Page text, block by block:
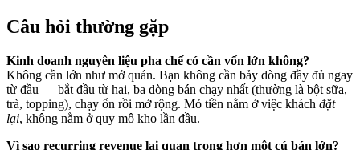
Câu hỏi thường gặp
Kinh doanh nguyên liệu pha chế có cần vốn lớn không?
Không cần lớn như mở quán. Bạn không cần bảy dòng đầy đủ ngay
từ đầu — bắt đầu từ hai, ba dòng bán chạy nhất (thường là bột sữa,
trà, topping), chạy ổn rồi mở rộng. Mỏ tiền nằm ở việc khách đặt
lại, không nằm ở quy mô kho lần đầu.
Vì sao recurring revenue lại quan trọng hơn một cú bán lớn?